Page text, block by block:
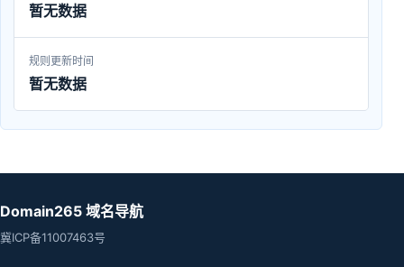
暂无数据
规则更新时间
暂无数据
Domain265 域名导航
冀ICP备11007463号